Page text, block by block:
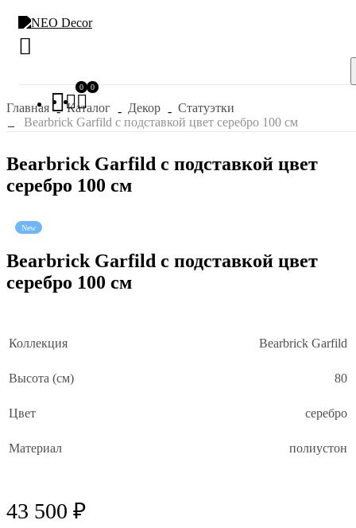
0 0
Главная Каталог Декор
Статуэтки
Bearbrick Garfild с подставкой цвет серебро 100 см
Bearbrick Garfild с подставкой цвет
серебро 100 см
New
Bearbrick Garfild с подставкой цвет
серебро 100 см
Коллекция Bearbrick Garfild
Высота (см) 80
Цвет серебро
Материал полиустон
43 500 ₽